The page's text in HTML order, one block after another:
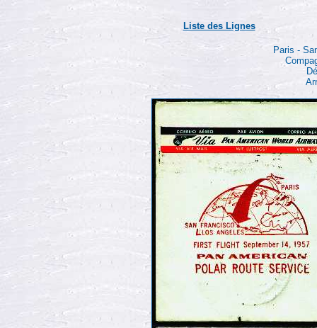
Liste des Lignes
Paris -